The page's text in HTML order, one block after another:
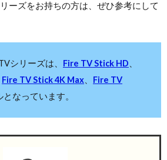
ーズをお持ちの方は、ぜひ参考にして
シリーズは、 Fire TV Stick HD
Fire TV Stick 4K Max
Fire TV
なっています。